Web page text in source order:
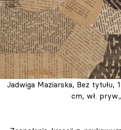
Jadwiga Maziarska, Bez tytułu,
cm, wł.